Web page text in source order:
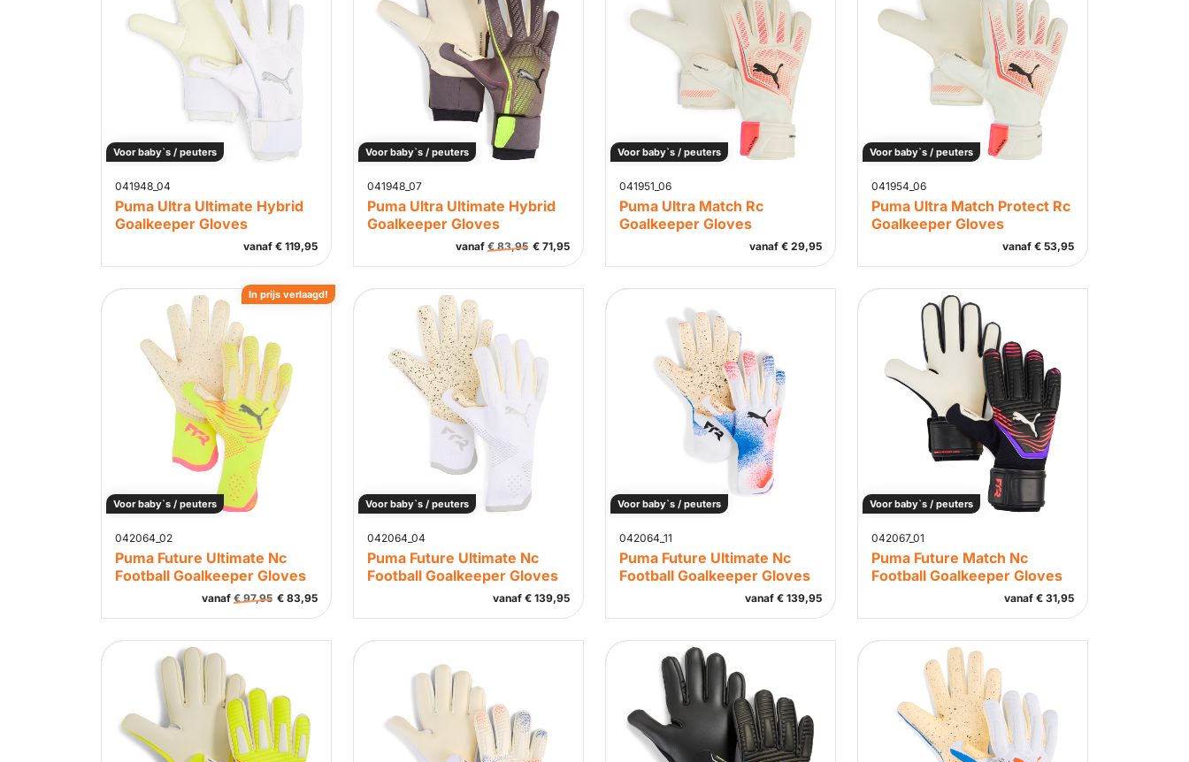
Voor baby`s / peuters
041948_04
Puma Ultra Ultimate Hybrid
Goalkeeper Gloves
vanaf € 119,95
Voor baby`s / peuters
041948_07
Puma Ultra Ultimate Hybrid
Goalkeeper Gloves
vanaf €83,95 € 71,95
Voor baby`s / peuters
041951_06
Puma Ultra Match Rc
Goalkeeper Gloves
vanaf € 29,95
Voor baby`s / peuters
041954_06
Puma Ultra Match Protect Rc
Goalkeeper Gloves
vanaf € 53,95
Voor baby`s / peuters
042064_02
Puma Future Ultimate Nc
Football Goalkeeper Gloves
vanaf €97,95 € 83,95
In prijs verlaagd!
Voor baby`s / peuters
042064_04
Puma Future Ultimate Nc
Football Goalkeeper Gloves
vanaf € 139,95
Voor baby`s / peuters
042064_11
Puma Future Ultimate Nc
Football Goalkeeper Gloves
vanaf € 139,95
Voor baby`s / peuters
042067_01
Puma Future Match Nc
Football Goalkeeper Gloves
vanaf € 31,95